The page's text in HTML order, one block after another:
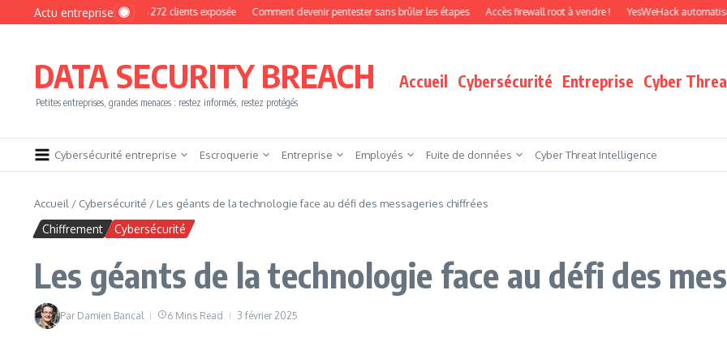
Aller au contenu
Actu entreprise
: une base de 16 272 clients exposée Comment devenir pentester sans brûler les étapes Accès firewall root à vendre ! YesWeHack automatise le
DATA SECURITY BREACH
Petites entreprises, grandes menaces : restez informés, restez protégés
Accueil Cybersécurité Entreprise Cyber
Cybersécurité entreprise Escroquerie Entreprise Employés Fuite de données Cyber Threat Intelligence
Accueil / Cybersécurité / Les géants de la technologie face au défi des messageries chiffrées
Chiffrement Cybersécurité
Les géants de la technologie face au défi des
Par Damien Bancal 6 Mins Read 3 février 2025